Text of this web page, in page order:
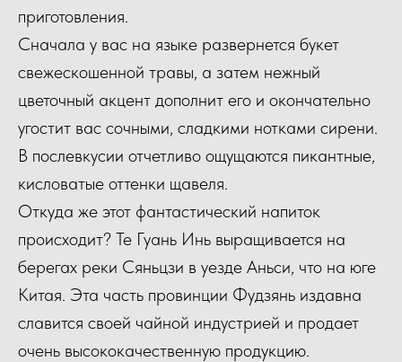
приготовления.
Сначала у вас на языке развернется букет
свежескошенной травы, а затем нежный
цветочный акцент дополнит его и окончательно
угостит вас сочными, сладкими нотками сирени.
В послевкусии отчетливо ощущаются пикантные,
кисловатые оттенки щавеля.
Откуда же этот фантастический напиток
происходит? Те Гуань Инь выращивается на
берегах реки Сяньцзи в уезде Аньси, что на юге
Китая. Эта часть провинции Фудзянь издавна
славится своей чайной индустрией и продает
очень высококачественную продукцию.